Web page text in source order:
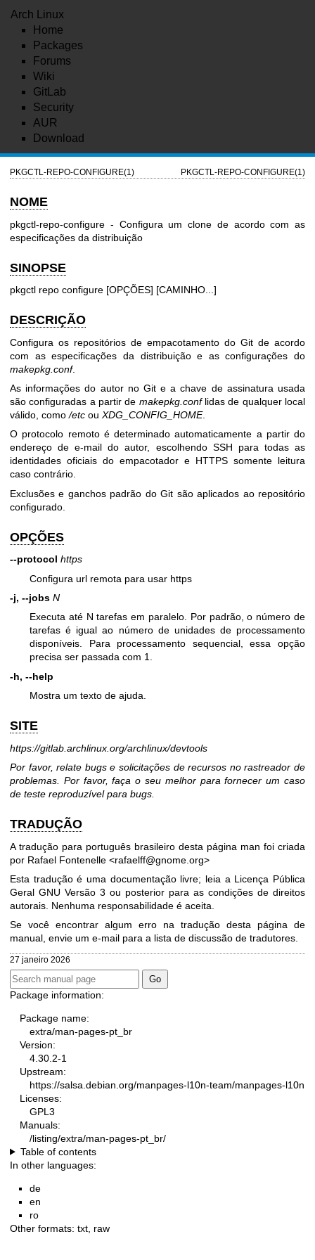
Arch Linux
Home
Packages
Forums
Wiki
GitLab
Security
AUR
Download
PKGCTL-REPO-CONFIGURE(1) PKGCTL-REPO-CONFIGURE(1)
NOME
pkgctl-repo-configure - Configura um clone de acordo com as
especificações da distribuição
SINOPSE
pkgctl repo configure [OPÇÕES] [CAMINHO...]
DESCRIÇÃO
Configura os repositórios de empacotamento do Git de acordo
com as especificações da distribuição e as configurações do
makepkg.conf.
As informações do autor no Git e a chave de assinatura usada
são configuradas a partir de makepkg.conflidas de qualquer local
válido, como/etc ou XDG_CONFIG_HOME.
O protocolo remoto é determinado automaticamente a partir do
endereço de e-mail do autor, escolhendo SSH para todas as
identidades oficiais do empacotador e HTTPS somente leitura
caso contrário.
Exclusões e ganchos padrão do Git são aplicados ao repositório
configurado.
OPÇÕES
--protocol https
Configura url remota para usar https
-j, --jobs N
Executa até N tarefas em paralelo. Por padrão, o número de
tarefas é igual ao número de unidades de processamento
disponíveis. Para processamento sequencial, essa opção
precisa ser passada com 1.
-h, --help
Mostra um texto de ajuda.
SITE
https://gitlab.archlinux.org/archlinux/devtools
Por favor, relate bugs e solicitações de recursos no rastreador de
problemas. Por favor, faça o seu melhor para fornecer um caso
de teste reproduzível para bugs.
TRADUÇÃO
A tradução para português brasileiro desta página man foi criada
por Rafael Fontenelle <rafaelff@gnome.org>
Esta tradução é uma documentação livre; leia a Licença Pública
Geral GNU Versão 3 ou posterior para as condições de direitos
autorais. Nenhuma responsabilidade é aceita.
Se você encontrar algum erro na tradução desta página de
manual, envie um e-mail para a lista de discussão de tradutores.
27 janeiro 2026
Package information:
Package name:
extra/man-pages-pt_br
Version:
4.30.2-1
Upstream:
https://salsa.debian.org/manpages-l10n-team/manpages-l10n
Licenses:
GPL3
Manuals:
/listing/extra/man-pages-pt_br/
Table of contents
In other languages:
de
en
ro
Other formats: txt raw